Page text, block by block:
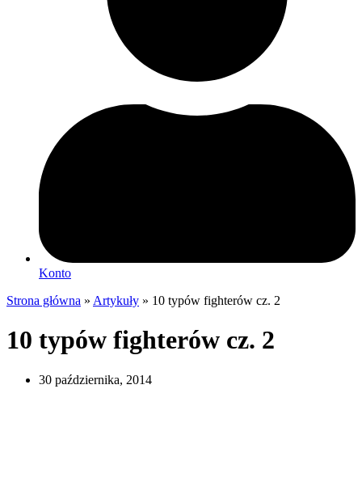
Konto
Strona główna » Artykuły » 10 typów fighterów cz. 2
10 typów fighterów cz. 2
30 października, 2014